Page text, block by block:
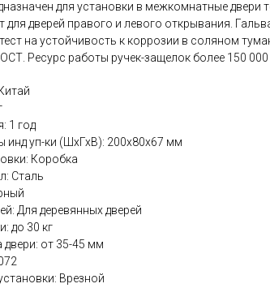
для установки в межкомнатные двери
для дверей правого и левого открывания.
на устойчивость к коррозии в соляном
Ресурс работы ручек-защелок более 150
1 год
инд уп-ки (ШхГхВ): 200x80x67 мм
Коробка
Сталь
Для деревянных дверей
до 30 кг
от 35-45 мм
Врезной